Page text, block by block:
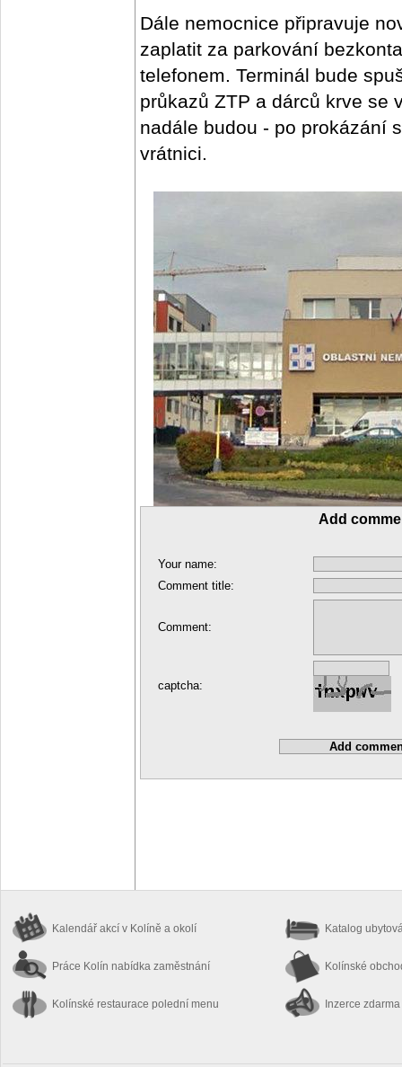
Dále nemocnice připravuje
zaplatit za parkování
telefonem. Terminál bude
průkazů ZTP a dárců krve se
nadále budou - po prokázání
vrátnici.
Add
Your name:
Comment title:
Comment:
captcha:
Kalendář akcí v Kolíně a okolí
Práce Kolín nabídka zaměstnání
Kolínské restaurace polední menu
Katalog
Kolínské
Inzerce zdarma